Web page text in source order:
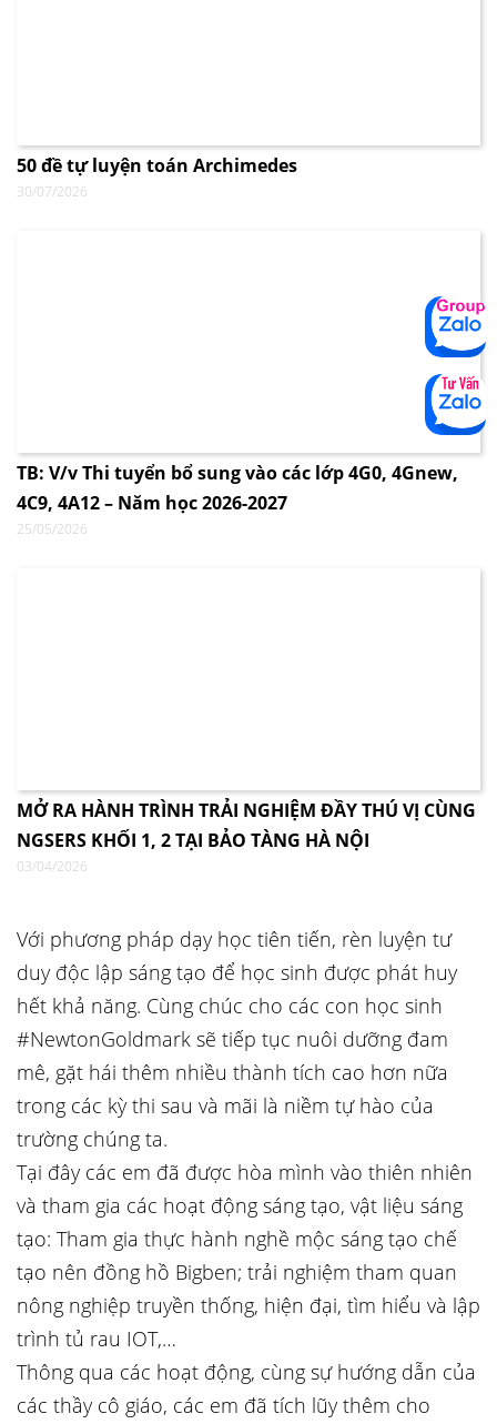
50 đề tự luyện toán Archimedes
30/07/2026
TB: V/v Thi tuyển bổ sung vào các lớp 4G0, 4Gnew,
4C9, 4A12 – Năm học 2026-2027
25/05/2026
MỞ RA HÀNH TRÌNH TRẢI NGHIỆM ĐẦY THÚ VỊ CÙNG
NGSERS KHỐI 1, 2 TẠI BẢO TÀNG HÀ NỘI
03/04/2026
Với phương pháp dạy học tiên tiến, rèn luyện tư
duy độc lập sáng tạo để học sinh được phát huy
hết khả năng. Cùng chúc cho các con học sinh
#NewtonGoldmark sẽ tiếp tục nuôi dưỡng đam
mê, gặt hái thêm nhiều thành tích cao hơn nữa
trong các kỳ thi sau và mãi là niềm tự hào của
trường chúng ta.
Tại đây các em đã được hòa mình vào thiên nhiên
và tham gia các hoạt động sáng tạo, vật liệu sáng
tạo: Tham gia thực hành nghề mộc sáng tạo chế
tạo nên đồng hồ Bigben; trải nghiệm tham quan
nông nghiệp truyền thống, hiện đại, tìm hiểu và lập
trình tủ rau IOT,…
Thông qua các hoạt động, cùng sự hướng dẫn của
các thầy cô giáo, các em đã tích lũy thêm cho